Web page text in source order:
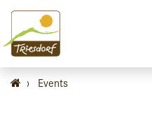
› Events